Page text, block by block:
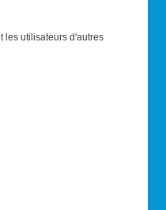
les utilisateurs d'autres